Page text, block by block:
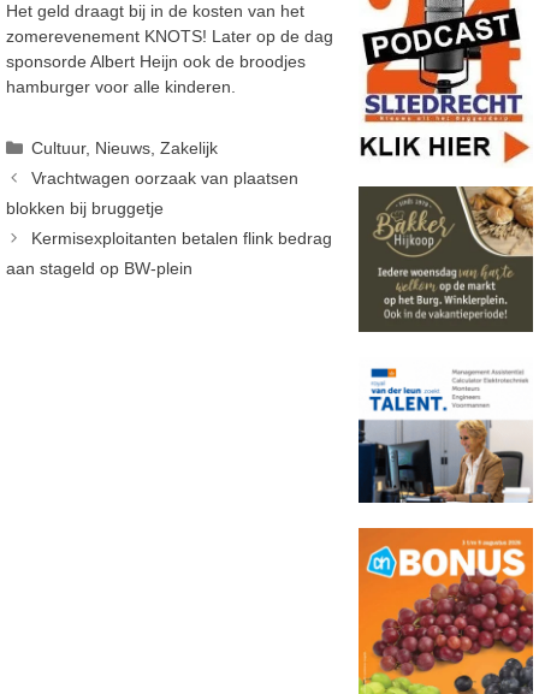
Het geld draagt bij in de kosten van het
zomerevenement KNOTS! Later op de dag
sponsorde Albert Heijn ook de broodjes
hamburger voor alle kinderen.
Categorieën
Cultuur, Nieuws,Zakelijk
Vrachtwagen oorzaak van plaatsen
blokken bij bruggetje
Kermisexploitanten betalen flink bedrag
aan stageld op BW-plein